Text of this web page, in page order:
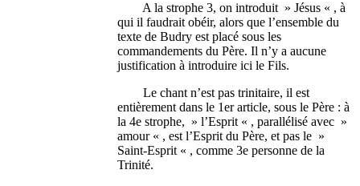
A la strophe 3, on introduit » Jésus « , à
qui il faudrait obéir, alors que l’ensemble du
texte de Budry est placé sous les
commandements du Père. Il n’y a aucune
justification à introduire ici le Fils.
Le chant n’est pas trinitaire, il est
entièrement dans le 1er article, sous le Père : à
la 4e strophe, » l’Esprit « , parallélisé avec »
amour « , est l’Esprit du Père, et pas le »
Saint-Esprit « , comme 3e personne de la
Trinité.